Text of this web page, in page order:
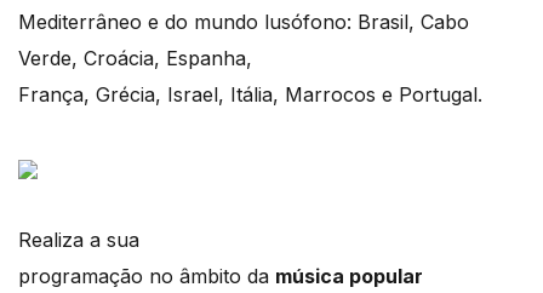
Mediterrâneo e do mundo lusófono: Brasil, Cabo
Verde, Croácia, Espanha,
França, Grécia, Israel, Itália, Marrocos e Portugal.
Realiza a sua
programação no âmbito da música popular